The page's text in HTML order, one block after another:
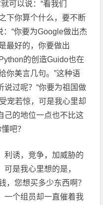
可以说：“看我们
下你算个什么，要不断
“你要为Google做出杰
最好的，你要做出
的创造Guido也在
你美言几句。”这种语
说过呢？“你要为祖国做
宠若惊，可是我心里却
己的地位一点也不比这
吧？
利诱，竞争，加威胁的
是我心里想的是，
，您想买多少东西啊？
一个组员却一直催着我